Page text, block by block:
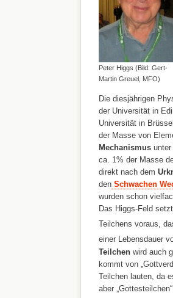
Peter Higgs (Bild: Gert-
Martin Greuel, MFO)
Die diesjährigen
der Universität in
Universität in
der Masse von
Mechanismus unter
ca. 1% der Masse
direkt nach dem
den Schwachen
wurden schon
Das Higgs-Feld
Teilchens voraus,
einer Lebensdauer
Teilchenwird auch
kommt von
Teilchen lauten, da
aber